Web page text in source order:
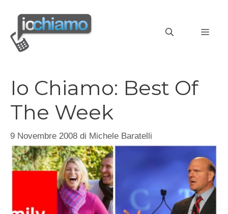
contenuto
Io Chiamo: Best Of
The Week
9 Novembre 2008 di Michele Baratelli